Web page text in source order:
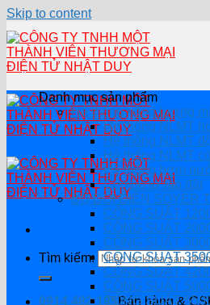
Skip to content
Tìm kiếm:
0914.482.135Bán hàng &
Danh mục sản phẩm
Hệ thống năng lượng
Hệ thống NLMT
Hệ thông NLMT
Hệ thống NLMT
Hệ thống bơm
Combo tự lắp đặt
BỘ ĐỔI ĐIỆN SOYER
CÔNG SUẤT
CÔNG SUẤT
CÔNG SUẤT
CÔNG SUẤT
CÔNG SUẤT
CÔNG SUẤT
CÔNG SUẤT